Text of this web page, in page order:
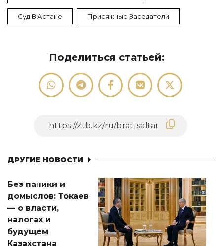
Суд В Астане Присяжные Заседатели
Поделиться статьей:
ДРУГИЕ НОВОСТИ
Без паники и
домыслов: Токаев
— о власти,
налогах и
будущем
Казахстана